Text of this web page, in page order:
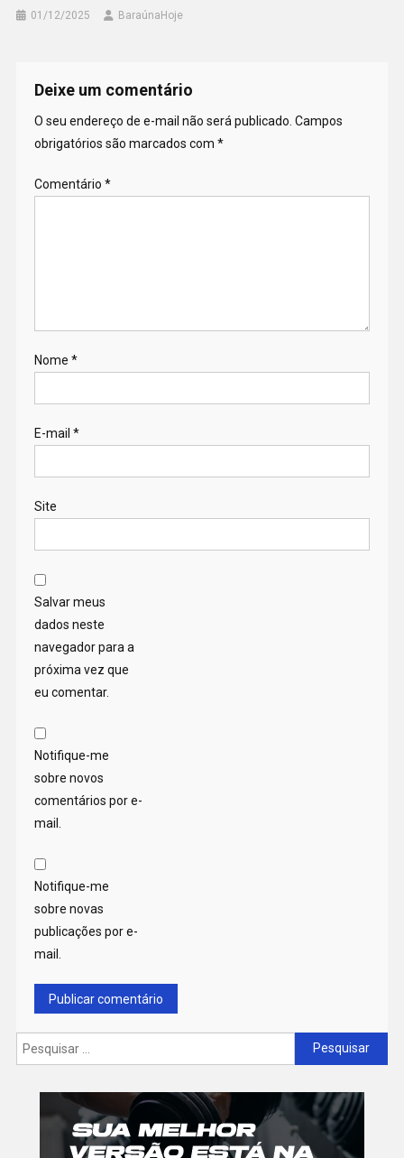
01/12/2025 BaraúnaHoje
Deixe um comentário
O seu endereço de e-mail não será publicado. Campos
obrigatórios são marcados com *
Comentário *
Nome *
E-mail *
Site
Salvar meus
dados neste
navegador para a
próxima vez que
eu comentar.
Notifique-me
sobre novos
comentários por e-
mail.
Notifique-me
sobre novas
publicações por e-
mail.
Pesquisar
por: